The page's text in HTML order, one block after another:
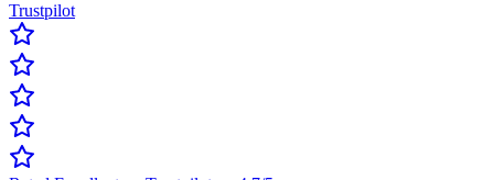
Trustpilot